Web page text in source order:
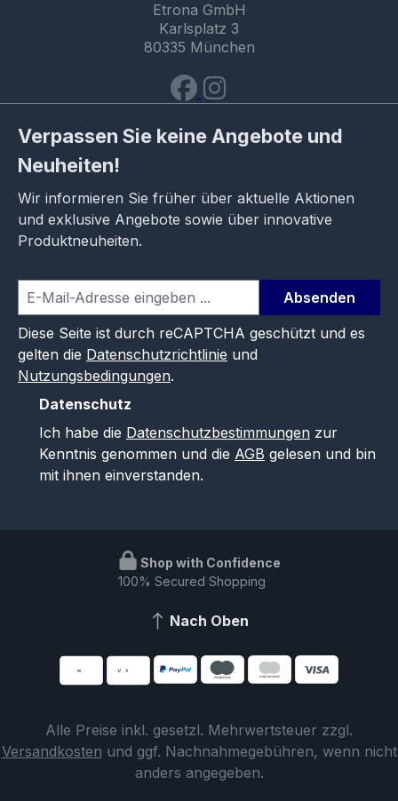
Etrona GmbH
Karlsplatz 3
80335 München
Verpassen Sie keine Angebote und
Neuheiten!
Wir informieren Sie früher über aktuelle Aktionen
und exklusive Angebote sowie über innovative
Produktneuheiten.
Absenden
Diese Seite ist durch reCAPTCHA geschützt und es
gelten die Datenschutzrichtlinie und
Nutzungsbedingungen.
Datenschutz
Ich habe die Datenschutzbestimmungen zur
Kenntnis genommen und die AGB gelesen und bin
mit ihnen einverstanden.
Shop with Confidence
100% Secured Shopping
Nach Oben
Alle Preise inkl. gesetzl. Mehrwertsteuer zzgl.
Versandkosten und ggf. Nachnahmegebühren, wenn nicht
anders angegeben.